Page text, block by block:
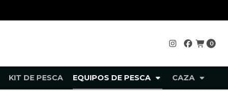
0
KIT DE PESCA EQUIPOS DE PESCA CAZA